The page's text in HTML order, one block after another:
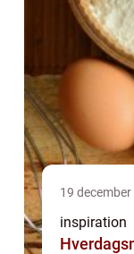
19
inspiration